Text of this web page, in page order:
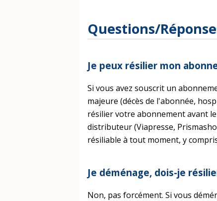
Questions/
Je peux résilier mon
Si vous avez souscrit un
majeure (décès de l'abonnée,
résilier votre abonnement avant
distributeur (Viapresse,
résiliable à tout moment, y
Je déménage, dois-je
Non, pas forcément. Si vous